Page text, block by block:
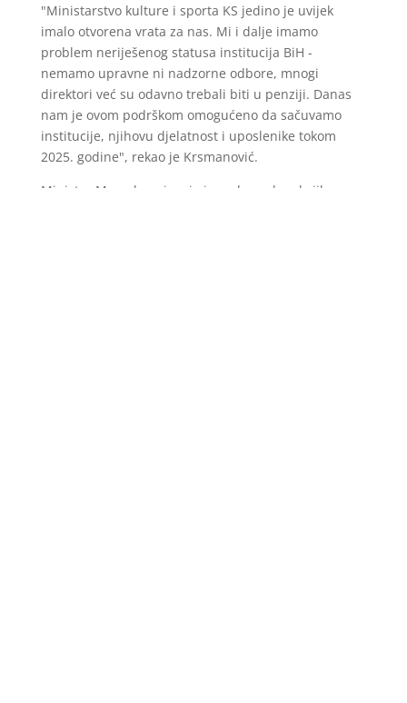
"Ministarstvo kulture i sporta KS jedino je uvijek
imalo otvorena vrata za nas. Mi i dalje imamo
problem neriješenog statusa institucija BiH -
nemamo upravne ni nadzorne odbore, mnogi
direktori već su odavno trebali biti u penziji. Danas
nam je ovom podrškom omogućeno da sačuvamo
institucije, njihovu djelatnost i uposlenike tokom
2025. godine", rekao je Krsmanović.
Ministar Magoda pojasnio je razloge zbog kojih